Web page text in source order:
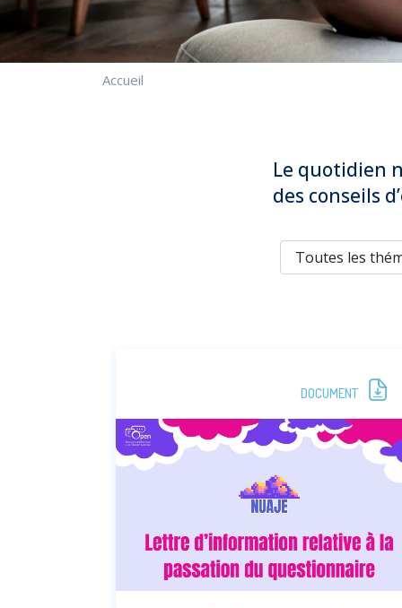
Accueil
Le quotidien
des conseils
DOCUMENT